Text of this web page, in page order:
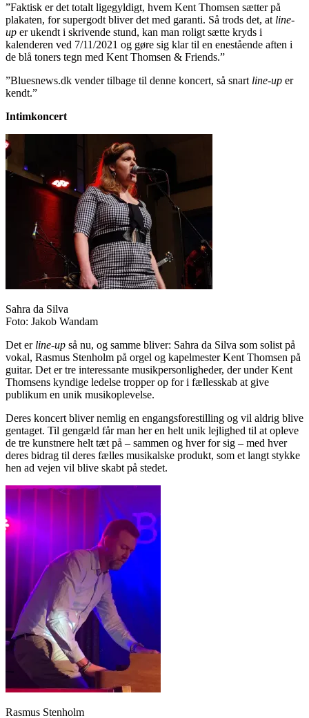
”Faktisk er det totalt ligegyldigt, hvem Kent Thomsen sætter på
plakaten, for supergodt bliver det med garanti. Så trods det, at line-
up er ukendt i skrivende stund, kan man roligt sætte kryds i
kalenderen ved 7/11/2021 og gøre sig klar til en enestående aften i
de blå toners tegn med Kent Thomsen & Friends.”
”Bluesnews.dk vender tilbage til denne koncert, så snart line-up er
kendt.”
Intimkoncert
Sahra da Silva
Foto: Jakob Wandam
Det er line-up så nu, og samme bliver: Sahra da Silva som solist på
vokal, Rasmus Stenholm på orgel og kapelmester Kent Thomsen på
guitar. Det er tre interessante musikpersonligheder, der under Kent
Thomsens kyndige ledelse tropper op for i fællesskab at give
publikum en unik musikoplevelse.
Deres koncert bliver nemlig en engangsforestilling og vil aldrig blive
gentaget. Til gengæld får man her en helt unik lejlighed til at opleve
de tre kunstnere helt tæt på – sammen og hver for sig – med hver
deres bidrag til deres fælles musikalske produkt, som et langt stykke
hen ad vejen vil blive skabt på stedet.
Rasmus Stenholm